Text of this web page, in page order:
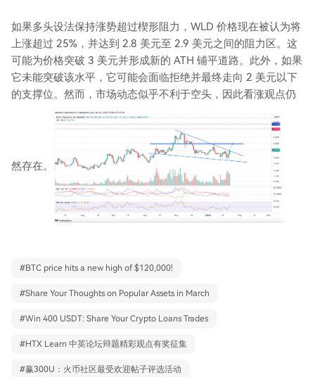
如果多头设法保持涨势超过楔形阻力，WLD 价格现在被认为将
上涨超过 25%，并达到 2.8 美元至 2.9 美元之间的阻力区。这
可能为价格突破 3 美元并形成新的 ATH 铺平道路。此外，如果
它未能突破该水平，它可能会面临拒绝并最终走向 2 美元以下
的支撑位。然而，市场动态似乎不利于空头，因此看涨观点仍
然存在。
#BTC price hits a new high of $120,000!
#Share Your Thoughts on Popular Assets in March
#Win 400 USDT: Share Your Crypto Loans Trades
#HTX Learn 中英论坛辩题精彩观点有奖征集
#赢300U：火币社区最受欢迎帖子评选活动